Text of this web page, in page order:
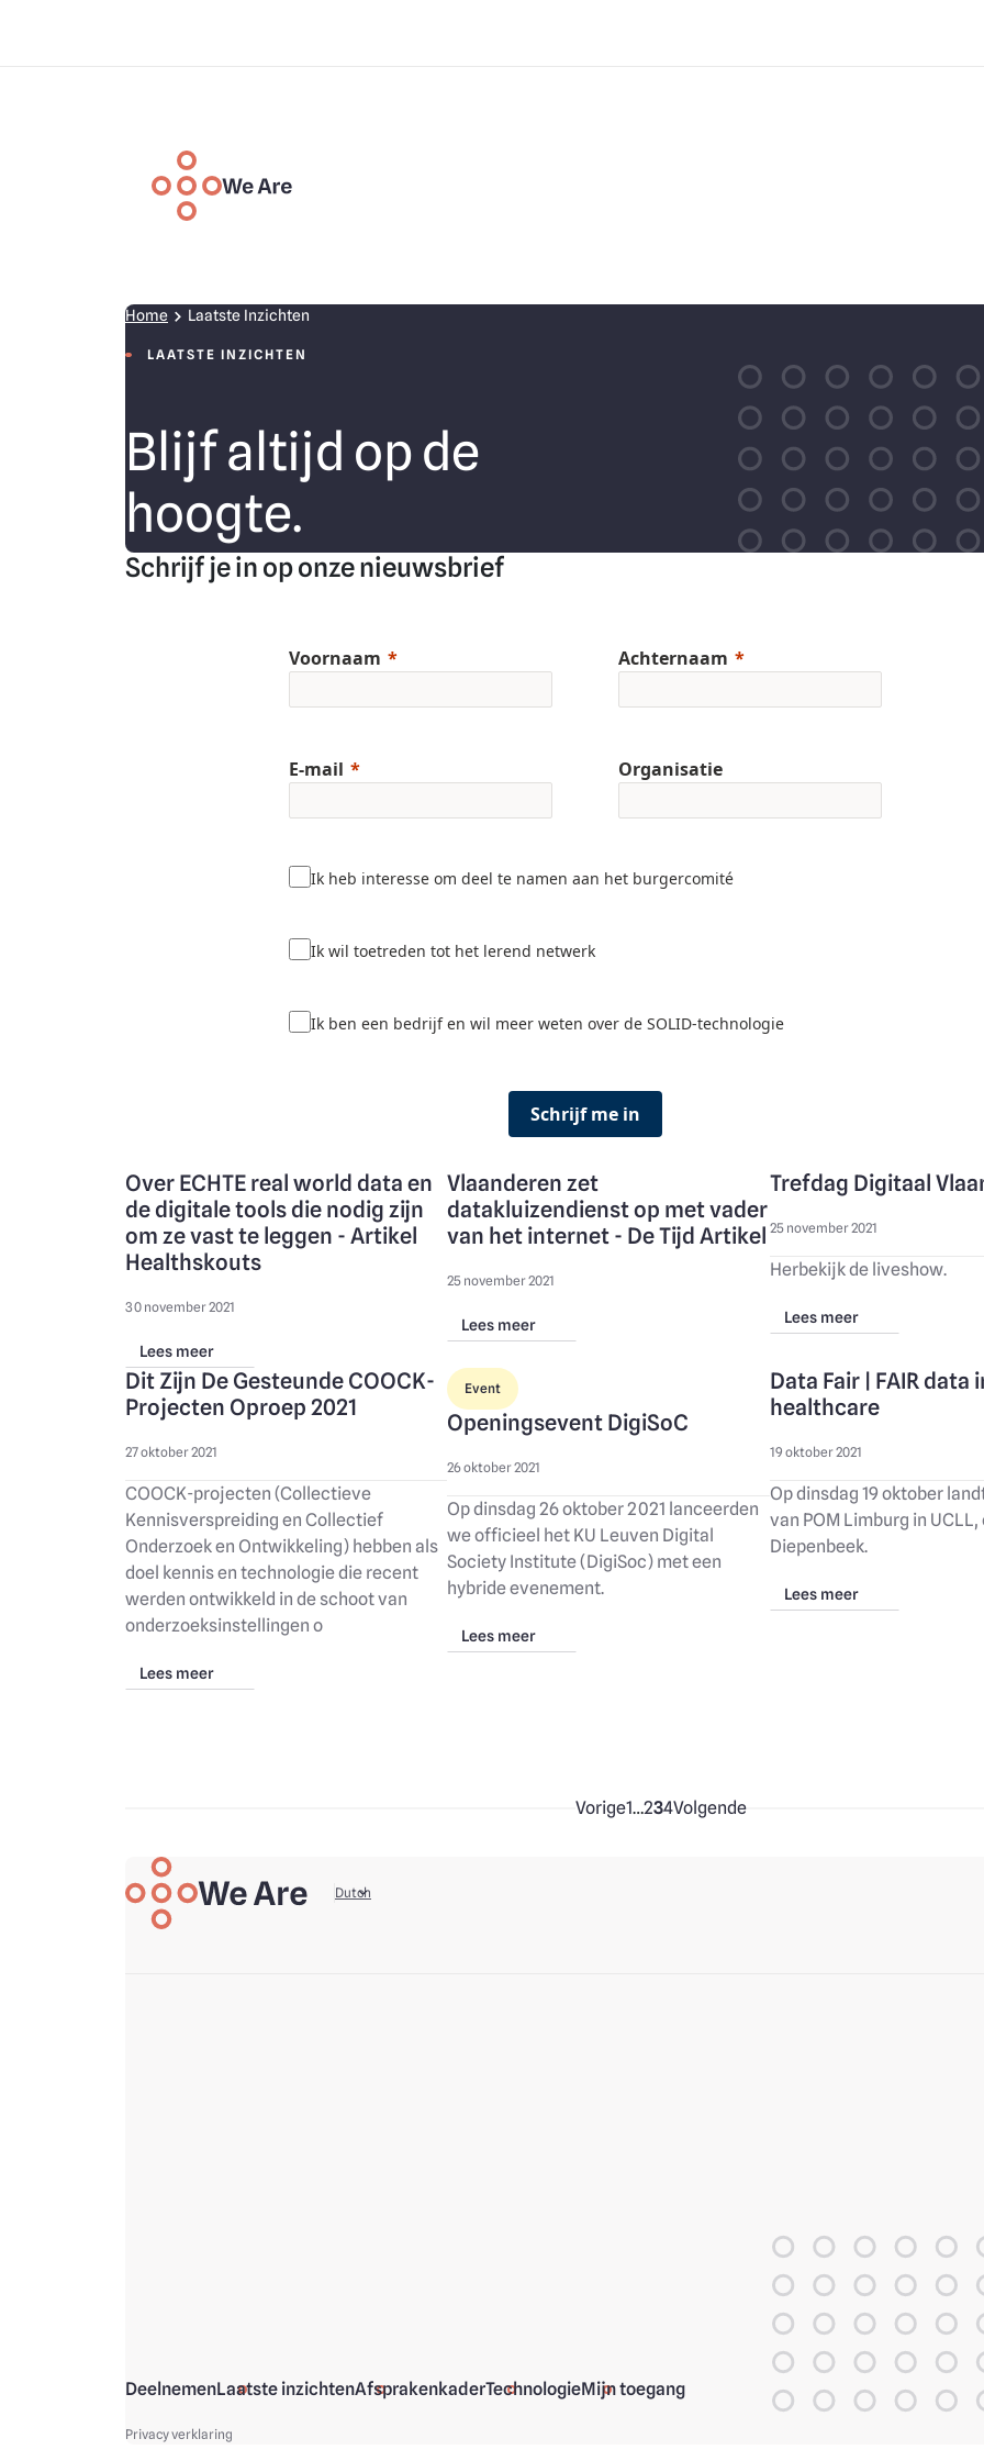
We are
Home Laatste Inzichten
LAATSTE INZICHTEN
Blijf altijd op de
hoogte.
Schrijf je in op onze nieuwsbrief
Voornaam Achternaam
E-mail Organisatie
Ik heb interesse om deel te namen aan het burgercomité
Ik wil toetreden tot het lerend netwerk
Ik ben een bedrijf en wil meer weten over de SOLID-technologie
Schrijf me in
Over ECHTE real world data en
de digitale tools die nodig zijn
om ze vast te leggen - Artikel
Healthskouts
30 november 2021
Lees meer
Vlaanderen zet
datakluizendienst op met vader
van het internet - De Tijd Artikel
25 november 2021
Lees meer
Trefdag Digitaal
25 november 2021
Herbekijk de liveshow.
Lees meer
Dit Zijn De Gesteunde COOCK-
Projecten Oproep 2021
27 oktober 2021
COOCK-projecten (Collectieve
Kennisverspreiding en Collectief
Onderzoek en Ontwikkeling) hebben als
doel kennis en technologie die recent
werden ontwikkeld in de schoot van
onderzoeksinstellingen o
Lees meer
Event
Openingsevent DigiSoC
26 oktober 2021
Op dinsdag 26 oktober 2021 lanceerden
we officieel het KU Leuven Digital
Society Institute (DigiSoc) met een
hybride evenement.
Lees meer
Data Fair | FAIR data
healthcare
19 oktober 2021
Op dinsdag 19 oktober
van POM Limburg in
Diepenbeek.
Lees meer
Vorige
Eerste pagina
1…
Pagina
2
Huidige pagina
3
Pagina
4Volgende
We are Your data, your life
Dutch
DeelnemenLaatste inzichtenAfsprakenkaderTechnologieMijn toegang
Privacy verklaring
Technologie
Mijn toegang
Contacteer ons